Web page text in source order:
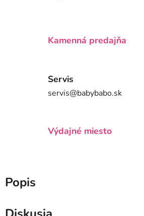
Kamenná predajňa
Servis
servis@babybabo.sk
Výdajné miesto
Popis